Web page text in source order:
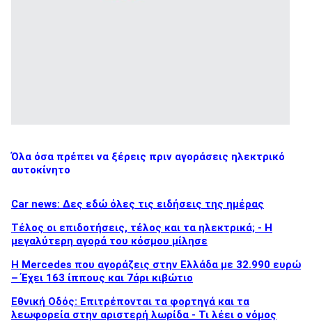
Όλα όσα πρέπει να ξέρεις πριν αγοράσεις ηλεκτρικό
αυτοκίνητο
Car news: Δες εδώ όλες τις ειδήσεις της ημέρας
Τέλος οι επιδοτήσεις, τέλος και τα ηλεκτρικά; - Η
μεγαλύτερη αγορά του κόσμου μίλησε
Η Mercedes που αγοράζεις στην Ελλάδα με 32.990 ευρώ
– Έχει 163 ίππους και 7άρι κιβώτιο
Εθνική Οδός: Επιτρέπονται τα φορτηγά και τα
λεωφορεία στην αριστερή λωρίδα - Τι λέει ο νόμος